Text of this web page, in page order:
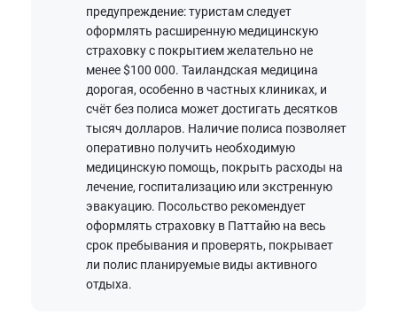
предупреждение: туристам следует
оформлять расширенную медицинскую
страховку с покрытием желательно не
менее $100 000. Таиландская медицина
дорогая, особенно в частных клиниках, и
счёт без полиса может достигать десятков
тысяч долларов. Наличие полиса позволяет
оперативно получить необходимую
медицинскую помощь, покрыть расходы на
лечение, госпитализацию или экстренную
эвакуацию. Посольство рекомендует
оформлять страховку в Паттайю на весь
срок пребывания и проверять, покрывает
ли полис планируемые виды активного
отдыха.